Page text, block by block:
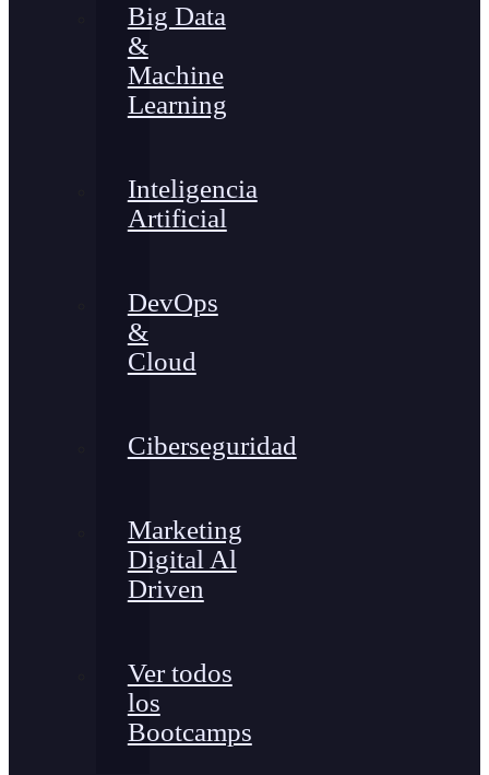
Big Data
&
Machine
Learning
Inteligencia
Artificial
DevOps
&
Cloud
Ciberseguridad
Marketing
Digital Al
Driven
Ver todos
los
Bootcamps